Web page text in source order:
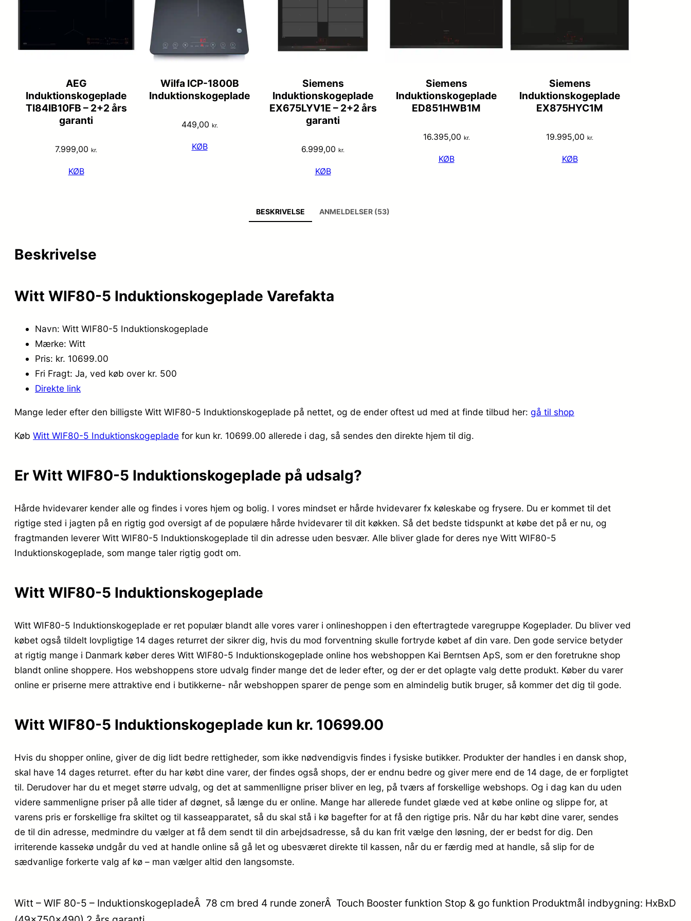
AEG
Induktionskogeplade
TI84IB10FB – 2+2 års
garanti
7.999,00 kr.
KØB
Wilfa ICP-1800B
Induktionskogeplade
449,00 kr.
KØB
Siemens
Induktionskogeplade
EX675LYV1E – 2+2 års
garanti
6.999,00 kr.
KØB
Siemens
Induktionskogeplade
ED851HWB1M
16.395,00 kr.
KØB
Siemens
Induktionskogeplade
EX875HYC1M
19.995,00 kr.
KØB
BESKRIVELSE ANMELDELSER (53)
Beskrivelse
Witt WIF80-5 Induktionskogeplade Varefakta
Navn: Witt WIF80-5 Induktionskogeplade
Mærke: Witt
Pris: kr. 10699.00
Fri Fragt: Ja, ved køb over kr. 500
Direkte link
Mange leder efter den billigste Witt WIF80-5 Induktionskogeplade på nettet, og de ender oftest ud med at finde tilbud her: gå til shop
Køb Witt WIF80-5 Induktionskogeplade for kun kr. 10699.00 allerede i dag, så sendes den direkte hjem til dig.
Er Witt WIF80-5 Induktionskogeplade på udsalg?
Hårde hvidevarer kender alle og findes i vores hjem og bolig. I vores mindset er hårde hvidevarer fx køleskabe og frysere. Du er kommet til det
rigtige sted i jagten på en rigtig god oversigt af de populære hårde hvidevarer til dit køkken. Så det bedste tidspunkt at købe det på er nu, og
fragtmanden leverer Witt WIF80-5 Induktionskogeplade til din adresse uden besvær. Alle bliver glade for deres nye Witt WIF80-5
Induktionskogeplade, som mange taler rigtig godt om.
Witt WIF80-5 Induktionskogeplade
Witt WIF80-5 Induktionskogeplade er ret populær blandt alle vores varer i onlineshoppen i den eftertragtede varegruppe Kogeplader. Du bliver ved
købet også tildelt lovpligtige 14 dages returret der sikrer dig, hvis du mod forventning skulle fortryde købet af din vare. Den gode service betyder
at rigtig mange i Danmark køber deres Witt WIF80-5 Induktionskogeplade online hos webshoppen Kai Berntsen ApS, som er den foretrukne shop
blandt online shoppere. Hos webshoppens store udvalg finder mange det de leder efter, og der er det oplagte valg dette produkt. Køber du varer
online er priserne mere attraktive end i butikkerne- når webshoppen sparer de penge som en almindelig butik bruger, så kommer det dig til gode.
Witt WIF80-5 Induktionskogeplade kun kr. 10699.00
Hvis du shopper online, giver de dig lidt bedre rettigheder, som ikke nødvendigvis findes i fysiske butikker. Produkter der handles i en dansk shop,
skal have 14 dages returret. efter du har købt dine varer, der findes også shops, der er endnu bedre og giver mere end de 14 dage, de er forpligtet
til. Derudover har du et meget større udvalg, og det at sammenlligne priser bliver en leg, på tværs af forskellige webshops. Og i dag kan du uden
videre sammenligne priser på alle tider af døgnet, så længe du er online. Mange har allerede fundet glæde ved at købe online og slippe for, at
varens pris er forskellige fra skiltet og til kasseapparatet, så du skal stå i kø bagefter for at få den rigtige pris. Når du har købt dine varer, sendes
de til din adresse, medmindre du vælger at få dem sendt til din arbejdsadresse, så du kan frit vælge den løsning, der er bedst for dig. Den
irriterende kassekø undgår du ved at handle online så gå let og ubesværet direkte til kassen, når du er færdig med at handle, så slip for de
sædvanlige forkerte valg af kø – man vælger altid den langsomste.
Witt – WIF 80-5 – InduktionskogepladeÂ 78 cm bred 4 runde zonerÂ Touch Booster funktion Stop & go funktion Produktmål indbygning: HxBxD